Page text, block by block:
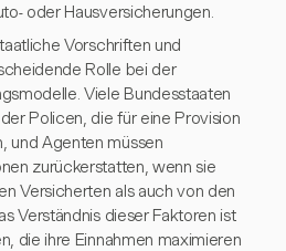
oder Hausversicherungen.
Vorschriften und
Rolle bei der
Viele Bundesstaaten
Policen, die für eine Provision
und Agenten müssen
zurückerstatten, wenn sie
Versicherten als auch von den
Verständnis dieser Faktoren ist
die ihre Einnahmen maximieren